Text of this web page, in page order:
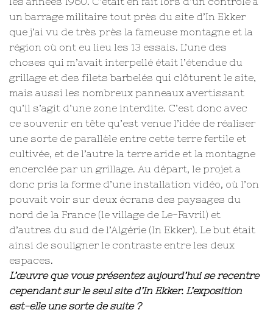
un barrage militaire tout près du site d’In Ekker
que j’ai vu de très près la fameuse montagne et la
région où ont eu lieu les 13 essais. L’une des
choses qui m’avait interpellé était l’étendue du
grillage et des filets barbelés qui clôturent le site,
mais aussi les nombreux panneaux avertissant
qu’il s’agit d’une zone interdite. C’est donc avec
ce souvenir en tête qu’est venue l’idée de réaliser
une sorte de parallèle entre cette terre fertile et
cultivée, et de l’autre la terre aride et la montagne
encerclée par un grillage. Au départ, le projet a
donc pris la forme d’une installation vidéo, où l’on
pouvait voir sur deux écrans des paysages du
nord de la France (le village de Le-Favril) et
d’autres du sud de l’Algérie (In Ekker). Le but était
ainsi de souligner le contraste entre les deux
espaces.
L’œuvre que vous présentez aujourd’hui se recentre
cependant sur le seul site d’In Ekker. L’exposition
est-elle une sorte de suite ?